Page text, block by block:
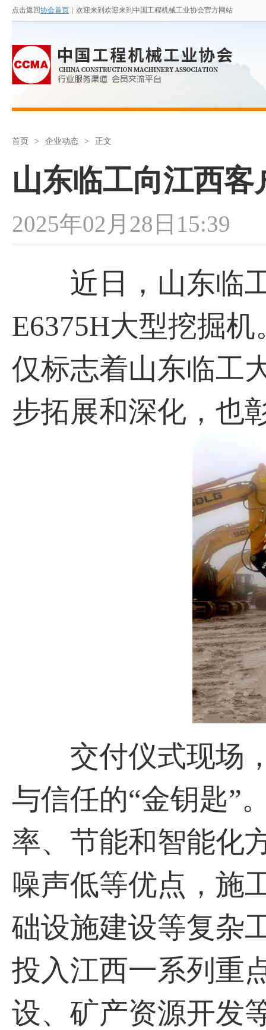
点击返回协会首页 欢迎来到欢迎来到中国工程机械工业协会官方网站
首页 > 企业动态 > 正文
山东临工向江西
2025年02月28日15:39
近日，山东临工
E6375H大型挖掘
仅标志着山东临工
步拓展和深化，也
交付仪式现场，
与信任的“金钥匙”
率、节能和智能化
噪声低等优点，施
础设施建设等复杂
投入江西一系列重
设、矿产资源开发